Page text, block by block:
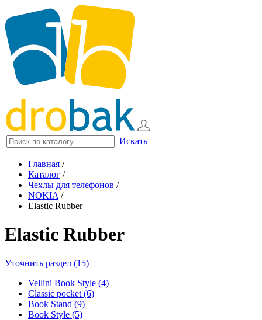
Искать
Главная /
Каталог /
Чехлы для телефонов /
NOKIA /
Elastic Rubber
Elastic Rubber
Уточнить раздел (15)
Vellini Book Style (4)
Classic pocket (6)
Book Stand (9)
Book Style (5)